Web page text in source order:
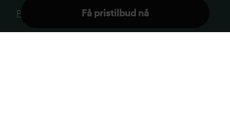
Få pristilbud nå
Presse